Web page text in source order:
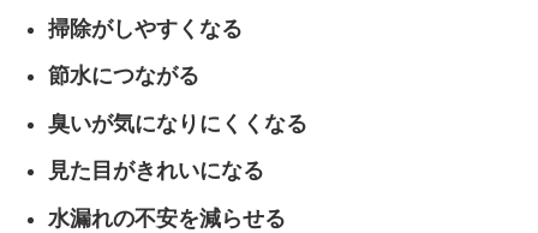
掃除がしやすくなる
節水につながる
臭いが気になりにくくなる
見た目がきれいになる
水漏れの不安を減らせる